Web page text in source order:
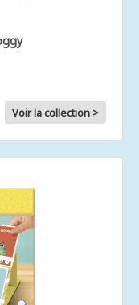
Voir la collection >